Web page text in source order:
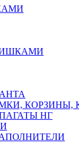
НГ